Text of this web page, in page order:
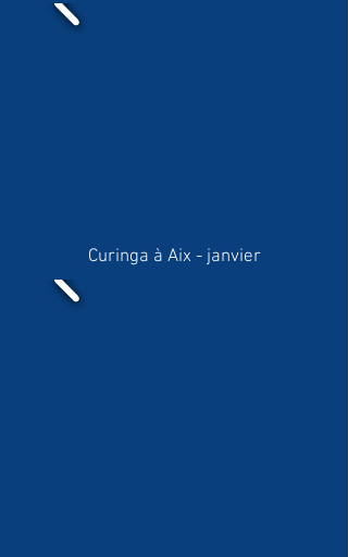
Curinga à Aix - janvier